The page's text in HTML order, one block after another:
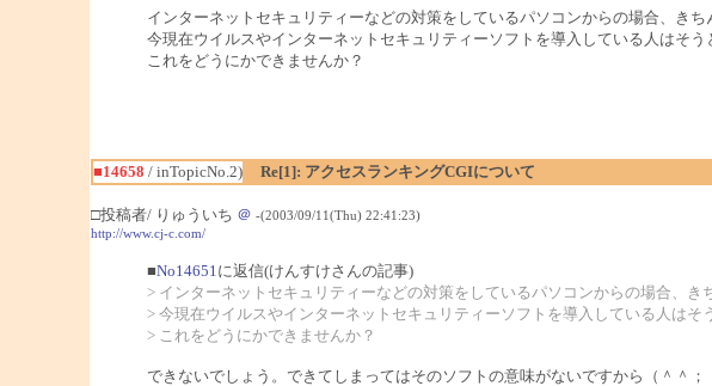
インターネットセキュリティーなどの対策をしているパソコンからの場合、き
今現在ウイルスやインターネットセキュリティーソフトを導入している人はそ
これをどうにかできませんか？
■14658 / inTopicNo.2)
Re[1]: アクセスランキングCGIについて
□投稿者/ りゅういち ＠ -(2003/09/11(Thu) 22:41:23)
http://www.cj-c.com/
■No14651 に返信(けんすけさんの記事)
> インターネットセキュリティーなどの対策をしているパソコンからの場合、
> 今現在ウイルスやインターネットセキュリティーソフトを導入している人はそ
> これをどうにかできませんか？
できないでしょう。できてしまってはそのソフトの意味がないですから（＾＾；